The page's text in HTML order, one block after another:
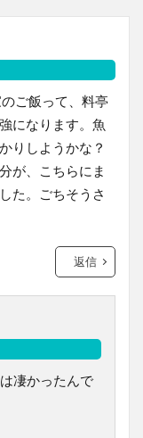
ご飯って、料亭
になります。魚
りしようかな？
が、こちらにま
た。ごちそうさ
返信
凄かったんで